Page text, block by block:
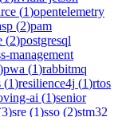
(1)opentelemetry
(2)pam
(2)postgresql
management
)pwa (1)rabbitmq
(1)resilience4j (1)rtos
ai (1)senior
3)sre (1)sso (2)stm32